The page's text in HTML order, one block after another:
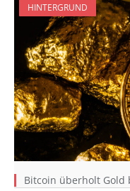
HINTERGRUND
Bitcoin überholt Gold